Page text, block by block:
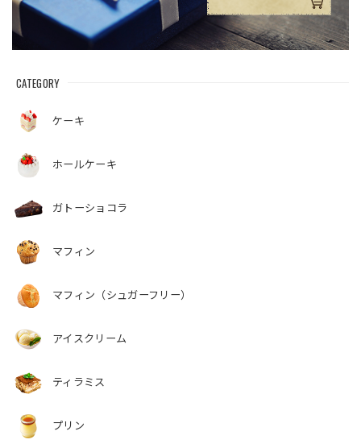
CATEGORY
ケーキ
ホールケーキ
ガトーショコラ
マフィン
マフィン（シュガーフリー）
アイスクリーム
ティラミス
プリン